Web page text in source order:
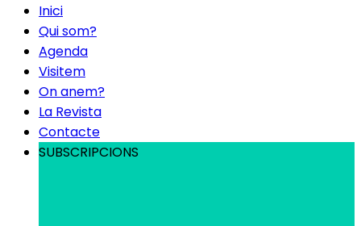
Inici
Qui som?
Agenda
Visitem
On anem?
La Revista
Contacte
SUBSCRIPCIONS